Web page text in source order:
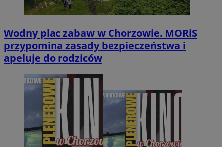
Wodny plac zabaw w Chorzowie. MORiS
przypomina zasady bezpieczeństwa i
apeluje do rodziców